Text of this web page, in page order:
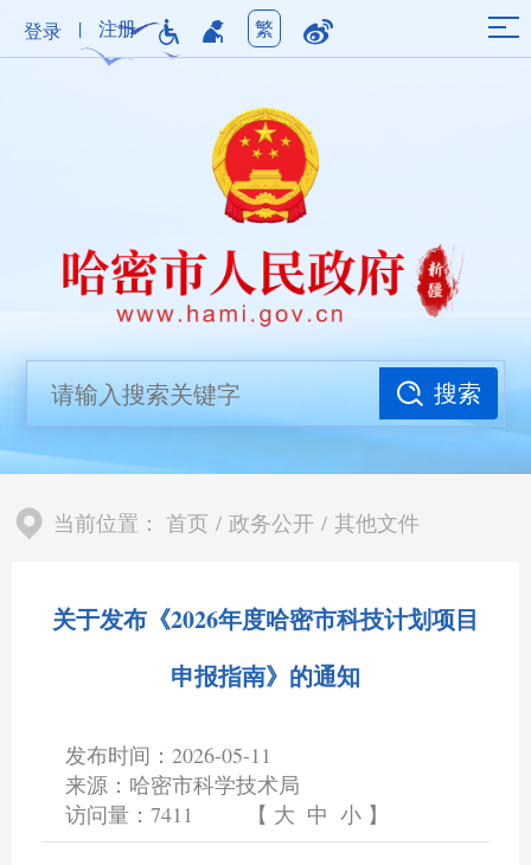
登录 | 注册 繁
搜索
当前位置： 首页 / 政务公开 / 其他文件
关于发布《2026年度哈密市科技计划项目
申报指南》的通知
发布时间：2026-05-11
来源：哈密市科学技术局
访问量： 7411 【 大 中 小 】